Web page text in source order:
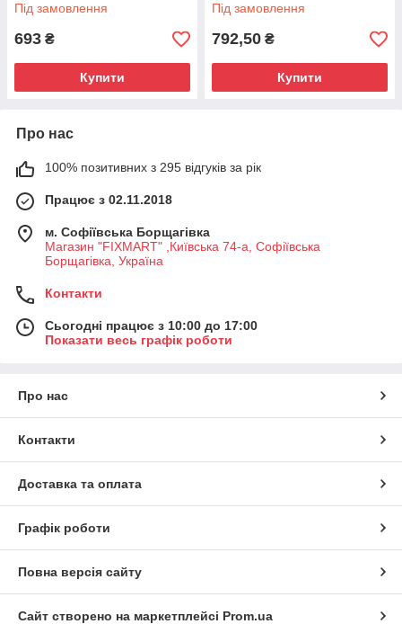
Під замовлення
693 ₴
Купити
Під замовлення
792,50 ₴
Купити
Про нас
100% позитивних з 295 відгуків за рік
Працює з 02.11.2018
м. Софіївська Борщагівка
Магазин "FIXMART" ,Київська 74-a, Софіївська
Борщагівка, Україна
Контакти
Сьогодні працює з 10:00 до 17:00
Показати весь графік роботи
Про нас
Контакти
Доставка та оплата
Графік роботи
Повна версія сайту
Сайт створено на маркетплейсі Prom.ua